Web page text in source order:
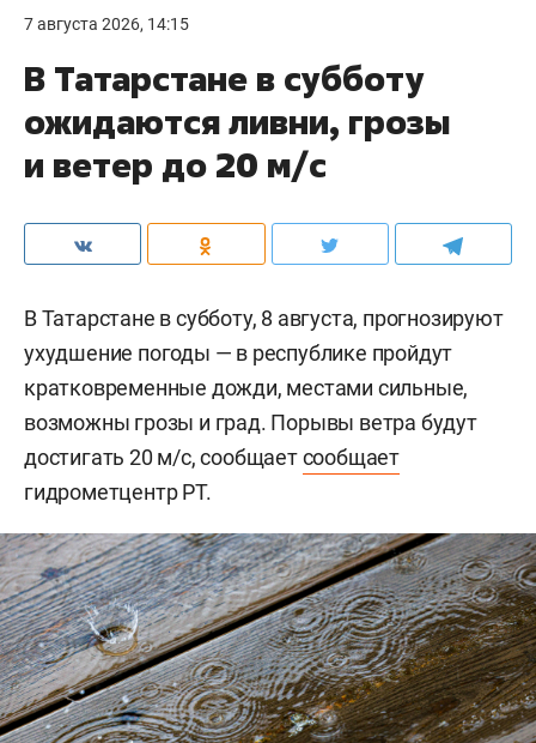
7 августа 2026, 14:15
В Татарстане в субботу
ожидаются ливни, грозы
и ветер до 20 м/с
В Татарстане в субботу, 8 августа, прогнозируют
ухудшение погоды — в республике пройдут
кратковременные дожди, местами сильные,
возможны грозы и град. Порывы ветра будут
достигать 20 м/с, сообщаетсообщает
гидрометцентр РТ.